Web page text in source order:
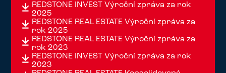
REDSTONE INVEST Výroční zpráva za rok
2025
REDSTONE REAL ESTATE Výroční zpráva za
rok 2025
REDSTONE REAL ESTATE Výroční zpráva za
rok 2023
REDSTONE INVEST Výroční zpráva za rok
2023